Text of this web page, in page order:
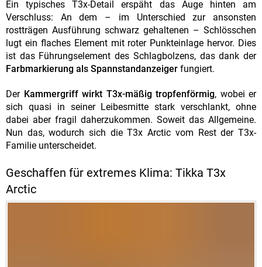
Ein typisches T3x-Detail erspäht das Auge hinten am
Verschluss: An dem – im Unterschied zur ansonsten
rostträgen Ausführung schwarz gehaltenen – Schlösschen
lugt ein flaches Element mit roter Punkteinlage hervor. Dies
ist das Führungselement des Schlagbolzens, das dank der
Farbmarkierung als Spannstandanzeiger fungiert.
Der Kammergriff wirkt T3x-mäßig tropfenförmig, wobei er
sich quasi in seiner Leibesmitte stark verschlankt, ohne
dabei aber fragil daherzukommen. Soweit das Allgemeine.
Nun das, wodurch sich die T3x Arctic vom Rest der T3x-
Familie unterscheidet.
Geschaffen für extremes Klima: Tikka T3x
Arctic